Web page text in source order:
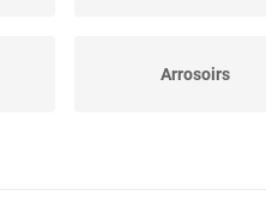
Arrosoirs